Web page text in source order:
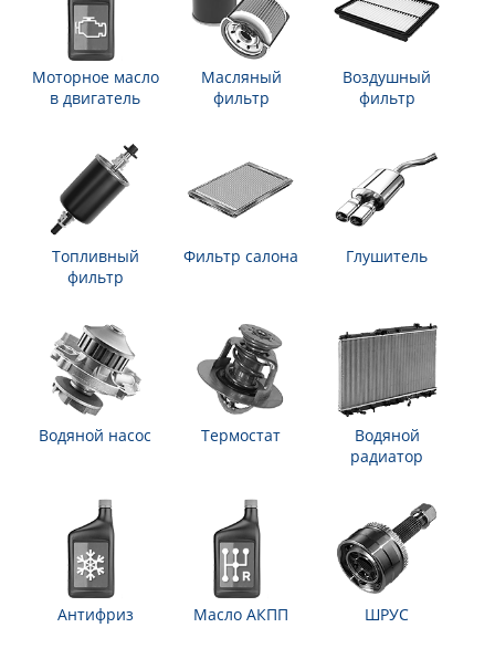
Моторное масло
в двигатель
Масляный
фильтр
Воздушный
фильтр
Топливный
фильтр
Фильтр салона Глушитель
Водяной насос Термостат
Водяной
радиатор
Антифриз Масло АКПП ШРУС